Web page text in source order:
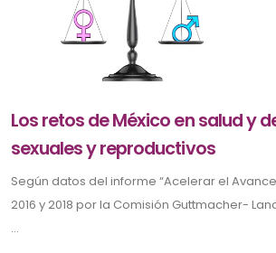
Los retos de México en salud y
sexuales y reproductivos
Según datos del informe “Acelerar el
2016 y 2018 por la Comisión Guttmacher-
...